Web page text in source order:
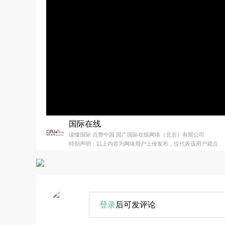
国际在线
读懂国际 点赞中国 国广国际在线网络（北京）有限公司
特别声明：以上内容为网络用户上传发布，仅代表该用户观点
登录后可发评论